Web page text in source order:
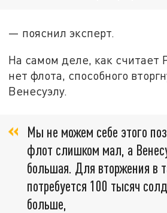
— пояснил эксперт.
На самом деле, как
нет флота, способного
Венесуэлу.
Мы не можем себе этого
флот слишком мал, а
большая. Для вторжения в
потребуется 100 тысяч
больше,